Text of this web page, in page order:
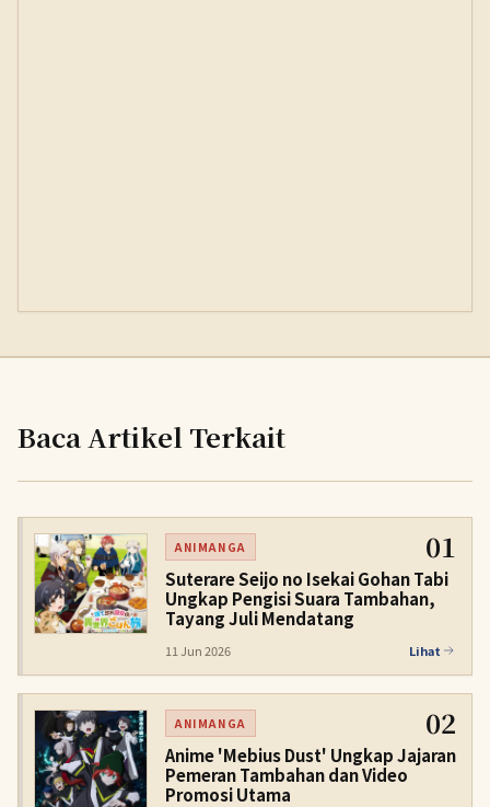
Baca Artikel Terkait
ANIMANGA 01
Suterare Seijo no Isekai Gohan Tabi
Ungkap Pengisi Suara Tambahan,
Tayang Juli Mendatang
11 Jun 2026 Lihat
ANIMANGA 02
Anime 'Mebius Dust' Ungkap Jajaran
Pemeran Tambahan dan Video
Promosi Utama